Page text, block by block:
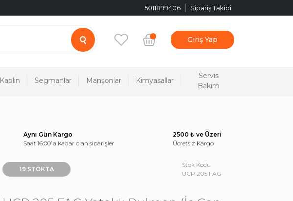
5011899406 Sipariş Takibi
Giriş Yap
Kaplin Segmanlar Manşonlar Kimyasallar
Servis
Bakım
Aynı Gün Kargo
Saat 16:00’ a kadar olan siparişler
2500 ₺ ve Üzeri
Ücretsiz Kargo
19 STOKTA
Stok Kodu
UCP 205 FAG